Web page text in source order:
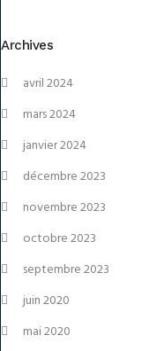
Archives
avril 2024
mars 2024
janvier 2024
décembre 2023
novembre 2023
octobre 2023
septembre 2023
juin 2020
mai 2020